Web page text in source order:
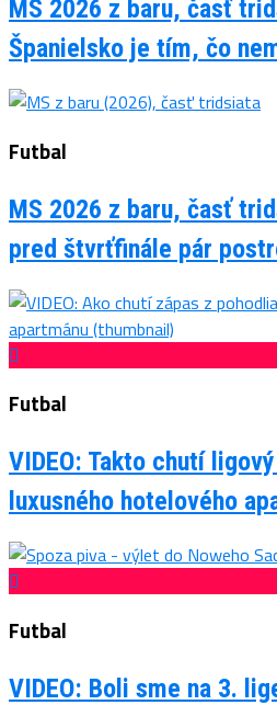
MS 2026 z baru, časť
Španielsko je tím, čo
Futbal
MS 2026 z baru, časť
pred štvrťfinále pár
Futbal
VIDEO: Takto chutí
luxusného hotelového
Futbal
VIDEO: Boli sme na 3.